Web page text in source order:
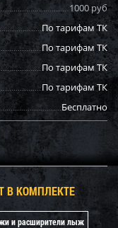
1000 руб
По тарифам ТК
По тарифам ТК
По тарифам ТК
По тарифам ТК
Бесплатно
В КОМПЛЕКТЕ
и расширители лыж